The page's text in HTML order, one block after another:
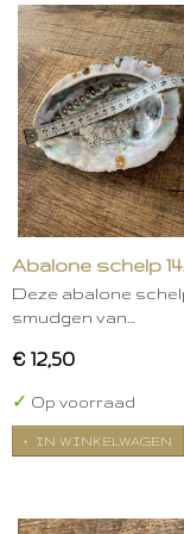
Abalone schelp 14/
Deze abalone
smudgen van…
€ 12,50
✓ Op voorraad
IN WINKELWAGEN